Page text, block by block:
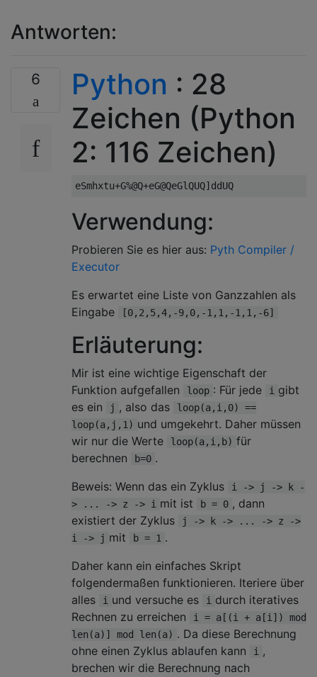
Antworten:
6 Python : 28
Zeichen (Python
2: 116 Zeichen)
Verwendung:
Probieren Sie es hier aus: Pyth Compiler /
Executor
Es erwartet eine Liste von Ganzzahlen als
Eingabe
[0,2,5,4,-9,0,-1,1,-1,1,-6]
Erläuterung:
Mir ist eine wichtige Eigenschaft der
Funktion aufgefallen
loop : Für jede i gibt
es ein
j , also das
loop(a,i,0) ==
loop(a,j,1) und umgekehrt. Daher müssen
wir nur die Werte
loop(a,i,b) für
berechnen
b=0 .
Beweis: Wenn das ein Zyklus
i -> j -> k -
> ... -> z -> i mit ist b = 0 , dann
existiert der Zyklus
j -> k -> ... -> z ->
i -> j mit b = 1 .
Daher kann ein einfaches Skript
folgendermaßen funktionieren. Iteriere über
alles
i und versuche es i durch iteratives
Rechnen zu erreichen
i = a[(i + a[i]) mod
len(a)] mod len(a) . Da diese Berechnung
ohne einen Zyklus ablaufen kann
i ,
brechen wir die Berechnung nach